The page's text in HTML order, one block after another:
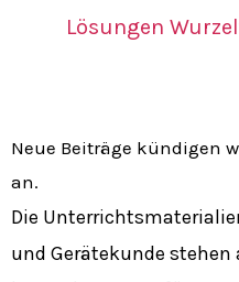
Lösungen
Neue Beiträge kündigen
an.
Die
und Gerätekunde stehen